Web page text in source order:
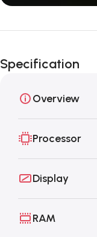
Fino al 12 Ottobre...
Autunno!
Specification
Overview
Processor
Display
RAM